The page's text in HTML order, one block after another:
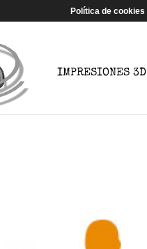
Política de cookies
IMPRESIONES 3D